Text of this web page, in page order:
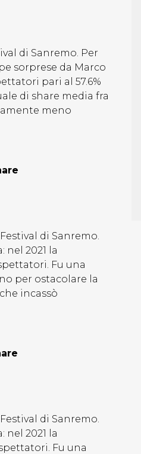
di Sanremo. Per
sorprese da Marco
pari al 57.6%
di share media fra
meno
di Sanremo.
2021 la
Fu una
per ostacolare la
incassò
di Sanremo.
2021 la
spettatori. Fu una